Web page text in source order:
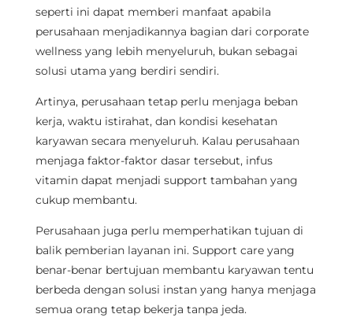
seperti ini dapat memberi manfaat apabila
perusahaan menjadikannya bagian dari corporate
wellness yang lebih menyeluruh, bukan sebagai
solusi utama yang berdiri sendiri.
Artinya, perusahaan tetap perlu menjaga beban
kerja, waktu istirahat, dan kondisi kesehatan
karyawan secara menyeluruh. Kalau perusahaan
menjaga faktor-faktor dasar tersebut, infus
vitamin dapat menjadi support tambahan yang
cukup membantu.
Perusahaan juga perlu memperhatikan tujuan di
balik pemberian layanan ini. Support care yang
benar-benar bertujuan membantu karyawan tentu
berbeda dengan solusi instan yang hanya menjaga
semua orang tetap bekerja tanpa jeda.